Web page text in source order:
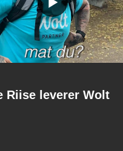
Riise leverer Wolt